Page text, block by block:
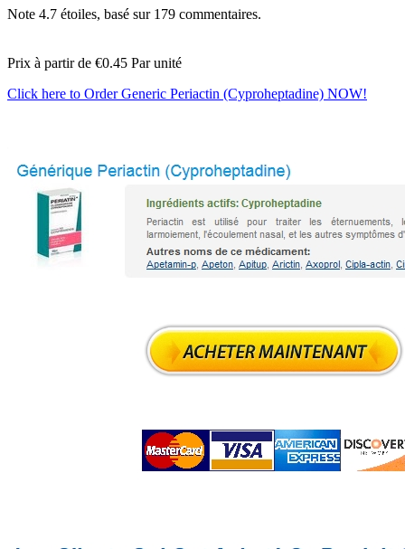
Note 4.7 étoiles, basé sur 179 commentaires.
Prix à partir de €0.45 Par unité
Click here to Order Generic Periactin (Cyproheptadine) NOW!